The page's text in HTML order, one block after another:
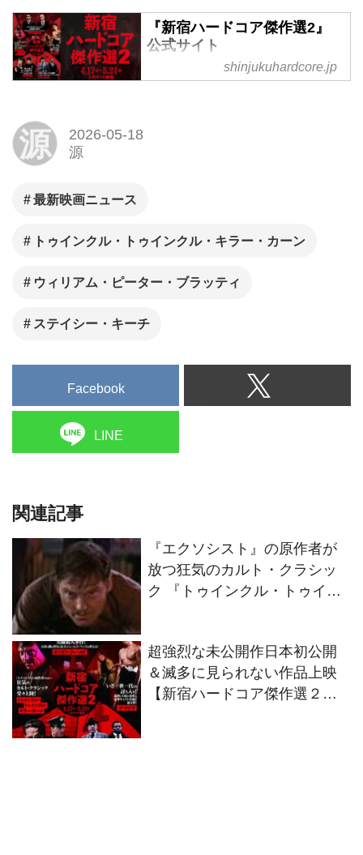
『新宿ハードコア傑作選2』
公式サイト
超強烈な未公開作日本初公開！
shinjukuhardcore.jp
源
2026-05-18
源
最新映画ニュース
トゥインクル・トゥインクル・キラー・カーン
ウィリアム・ピーター・ブラッティ
ステイシー・キーチ
Facebook
LINE
関連記事
『エクソシスト』の原作者が
放つ狂気のカルト・クラシッ
ク 『トゥインクル・トゥイン
超強烈な未公開作日本初公開
＆滅多に見られない作品上映
【新宿ハードコア傑作選２】